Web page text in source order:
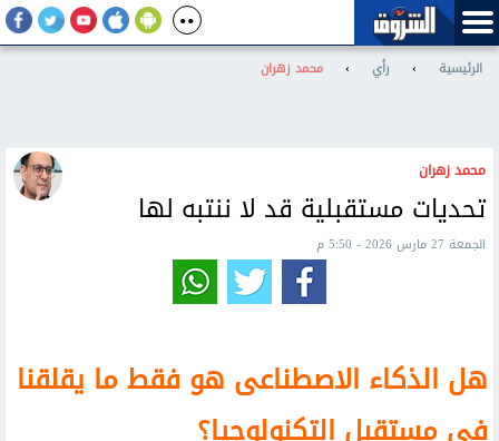
الرئيسية › رأي › محمد زهران
محمد زهران
تحديات مستقبلية قد لا ننتبه لها
الجمعة 27 مارس 2026 - 5:50 م
هل الذكاء الاصطناعى هو فقط ما يقلقنا